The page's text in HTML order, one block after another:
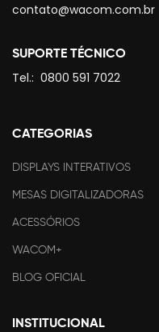
contato@wacom.com.br
SUPORTE TÉCNICO
Tel.: 0800 591 7022
CATEGORIAS
DISPLAYS INTERATIVOS
MESAS DIGITALIZADORAS
ACESSÓRIOS
WACOM+
BLOG OFICIAL
INSTITUCIONAL